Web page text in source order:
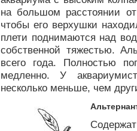
на большом расстоянии
чтобы его верхушки
плети поднимаются над
собственной тяжестью.
всего года. Полностью
медленно. У
несколько меньше, чем